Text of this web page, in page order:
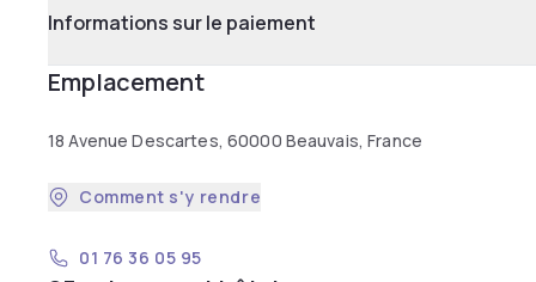
Informations sur le paiement
Emplacement
18 Avenue Descartes, 60000 Beauvais, France
Comment s'y rendre
01 76 36 05 95